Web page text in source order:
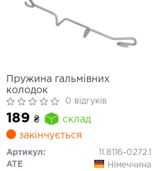
Пружина гальмівних
колодок
0 відгуків
189 ₴
склад
закінчується
Артикул:
11.8116-0272.1
ATE
Німеччина